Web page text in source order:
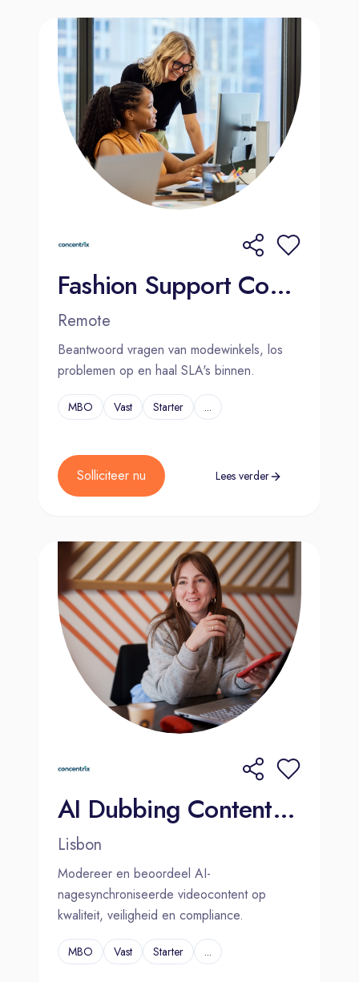
Fashion Support Consultant (Dutch-speaking) - Remote - GS02
Remote
Beantwoord vragen van modewinkels, los
problemen op en haal SLA's binnen.
MBO Vast Starter ...
Solliciteer nu Lees verder
AI Dubbing Content Moderator (Dutch-Speaker) 2000€ Bonus
Lisbon
Modereer en beoordeel AI-
nagesynchroniseerde videocontent op
kwaliteit, veiligheid en compliance.
MBO Vast Starter ...